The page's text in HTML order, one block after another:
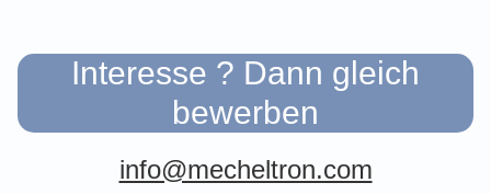
Interesse ? Dann gleich
bewerben
info@mecheltron.com